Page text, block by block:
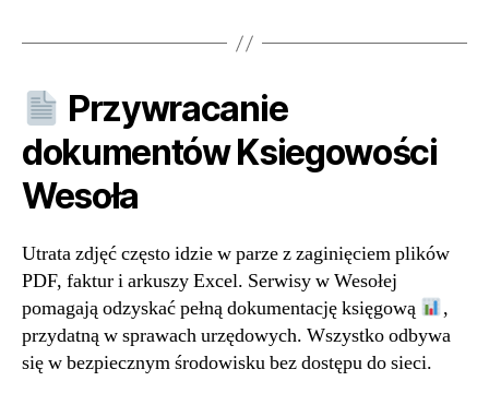
Przywracanie
dokumentów Ksiegowości
Wesoła
Utrata zdjęć często idzie w parze z zaginięciem plików
PDF, faktur i arkuszy Excel. Serwisy w Wesołej
pomagają odzyskać pełną dokumentację księgową
,
przydatną w sprawach urzędowych. Wszystko odbywa
się w bezpiecznym środowisku bez dostępu do sieci.